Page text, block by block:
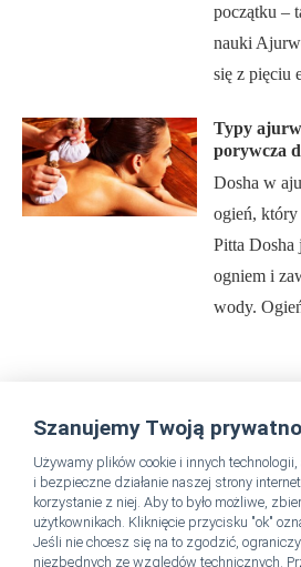
początku –
nauki
się z pięciu
Typy
porywcza
Dosha w
ogień, który
Pitta Dosha
ogniem i
wody.
SpaDreamsPL Instagram
PODĄŻAJ ZA NAMI
Szanujemy Twoją
Używamy plików cookie i innych
i bezpieczne działanie naszej strony
korzystanie z niej. Aby to było możliwe,
użytkownikach. Kliknięcie przycisku "ok"
Jeśli nie chcesz się na to zgodzić,
niezbędnych ze względów technicznych.